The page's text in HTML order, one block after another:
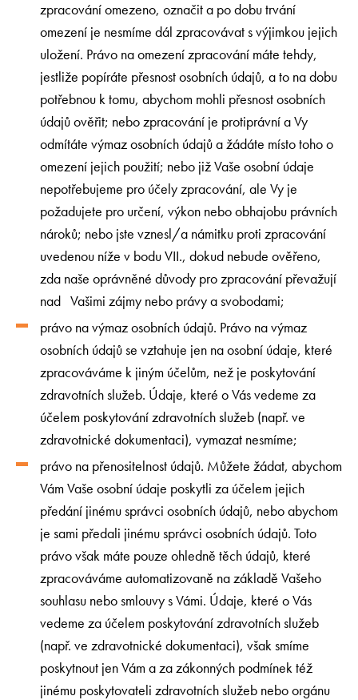
zpracování omezeno, označit a po dobu trvání
omezení je nesmíme dál zpracovávat s výjimkou jejich
uložení. Právo na omezení zpracování máte tehdy,
jestliže popíráte přesnost osobních údajů, a to na dobu
potřebnou k tomu, abychom mohli přesnost osobních
údajů ověřit; nebo zpracování je protiprávní a Vy
odmítáte výmaz osobních údajů a žádáte místo toho o
omezení jejich použití; nebo již Vaše osobní údaje
nepotřebujeme pro účely zpracování, ale Vy je
požadujete pro určení, výkon nebo obhajobu právních
nároků; nebo jste vznesl/a námitku proti zpracování
uvedenou níže v bodu VII., dokud nebude ověřeno,
zda naše oprávněné důvody pro zpracování převažují
nad Vašimi zájmy nebo právy a svobodami;
právo na výmaz osobních údajů. Právo na výmaz
osobních údajů se vztahuje jen na osobní údaje, které
zpracováváme k jiným účelům, než je poskytování
zdravotních služeb. Údaje, které o Vás vedeme za
účelem poskytování zdravotních služeb (např. ve
zdravotnické dokumentaci), vymazat nesmíme;
právo na přenositelnost údajů. Můžete žádat, abychom
Vám Vaše osobní údaje poskytli za účelem jejich
předání jinému správci osobních údajů, nebo abychom
je sami předali jinému správci osobních údajů. Toto
právo však máte pouze ohledně těch údajů, které
zpracováváme automatizovaně na základě Vašeho
souhlasu nebo smlouvy s Vámi. Údaje, které o Vás
vedeme za účelem poskytování zdravotních služeb
(např. ve zdravotnické dokumentaci), však smíme
poskytnout jen Vám a za zákonných podmínek též
jinému poskytovateli zdravotních služeb nebo orgánu